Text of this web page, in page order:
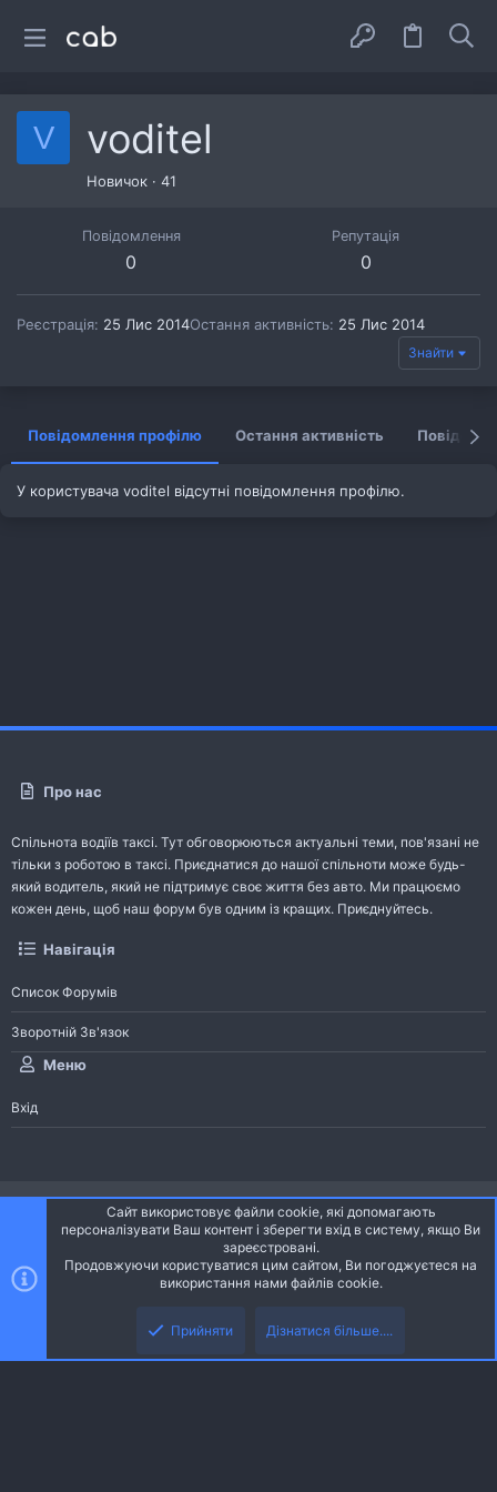
V voditel
Новичок · 41
Повідомлення
0
Репутація
0
Реєстрація 25 Лис 2014Остання активність 25 Лис 2014
Знайти
Повідомлення профілю Остання активність
У користувача voditel відсутні повідомлення профілю.
Про нас
Спільнота водіїв таксі. Тут обговорюються актуальні теми, пов'язані не
тільки з роботою в таксі. Приєднатися до нашої спільноти може будь-
який водитель, який не підтримує своє життя без авто. Ми працюємо
кожен день, щоб наш форум був одним із кращих. Приєднуйтесь.
Навігація
Список Форумів
Зворотній Зв'язок
Меню
Вхід
Ніч
Українська (UA)
S
Community platform by XenForo® © 2010-2026 XenForo Ltd.
Community platform by XenForo © 2010-2022 XenForo Ltd. | dev: Pages
Сайт використовує файли cookie, які допомагають
персоналізувати Ваш контент і зберегти вхід в систему, якщо Ви
зареєстровані.
Продовжуючи користуватися цим сайтом, Ви погоджуєтеся на
використання нами файлів cookie.
Прийняти Дізнатися більше....